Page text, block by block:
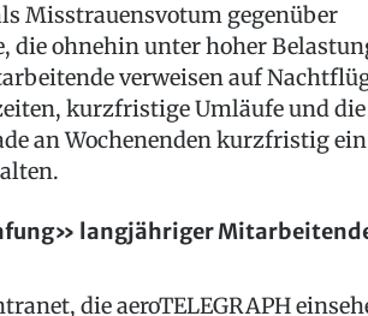
Misstrauensvotum gegenüber
die ohnehin unter hoher
verweisen auf
kurzfristige Umläufe und die
an Wochenenden kurzfristig ein
langjähriger
die aeroTELEGRAPH